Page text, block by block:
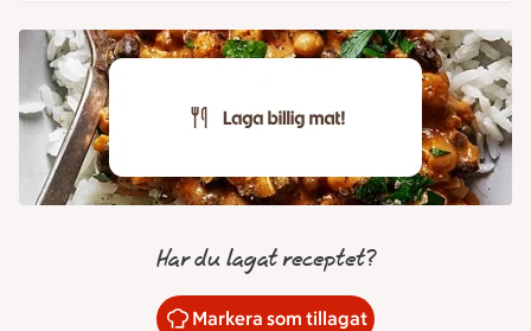
Har du lagat receptet?
Markera som tillagat